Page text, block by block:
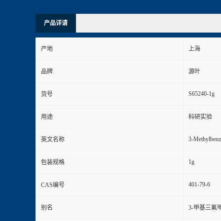
产品详请
产地 上海
品牌 源叶
货号 S65240-1g
用途 科研实验
英文名称 3-
包装规格 1g
CAS编号 401-79-6
别名 3-甲基三氟